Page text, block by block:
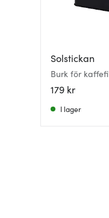
Solstickan
Burk för
179 kr
I lager